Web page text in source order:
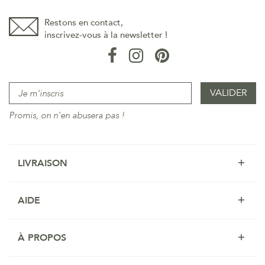
Restons en contact,
inscrivez-vous à la newsletter !
Promis, on n'en abusera pas !
LIVRAISON
AIDE
À PROPOS